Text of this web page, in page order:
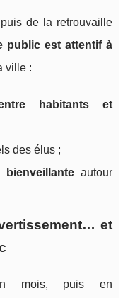
de la retrouvaille
public est attentif à
ville :
habitants et
des élus ;
bienveillante autour
et
mois, puis en